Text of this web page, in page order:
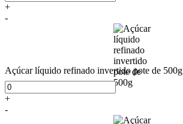
+
-
Açúcar líquido refinado invertido pote de 500g
+
-